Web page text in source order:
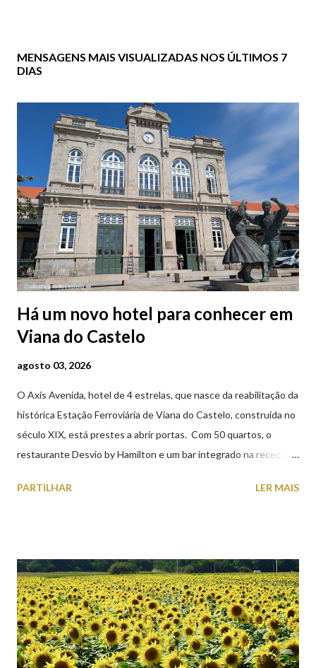
MENSAGENS MAIS VISUALIZADAS NOS ÚLTIMOS 7
DIAS
Há um novo hotel para conhecer em
Viana do Castelo
agosto 03, 2026
O Axis Avenida, hotel de 4 estrelas, que nasce da reabilitação da
histórica Estação Ferroviária de Viana do Castelo, construída no
século XIX, está prestes a abrir portas. Com 50 quartos, o
restaurante Desvio by Hamilton e um bar integrado na receção,
peças históricas cedidas pela IP Património que homenageiam a
PARTILHAR LER MAIS